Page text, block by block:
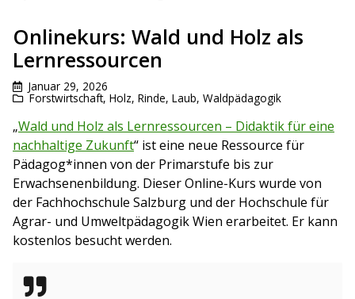
Onlinekurs: Wald und Holz als
Lernressourcen
Januar 29, 2026
Forstwirtschaft, Holz, Rinde, Laub, Waldpädagogik
„Wald und Holz als Lernressourcen – Didaktik für eine
nachhaltige Zukunft“ ist eine neue Ressource für
Pädagog*innen von der Primarstufe bis zur
Erwachsenenbildung. Dieser Online-Kurs wurde von
der Fachhochschule Salzburg und der Hochschule für
Agrar- und Umweltpädagogik Wien erarbeitet. Er kann
kostenlos besucht werden.